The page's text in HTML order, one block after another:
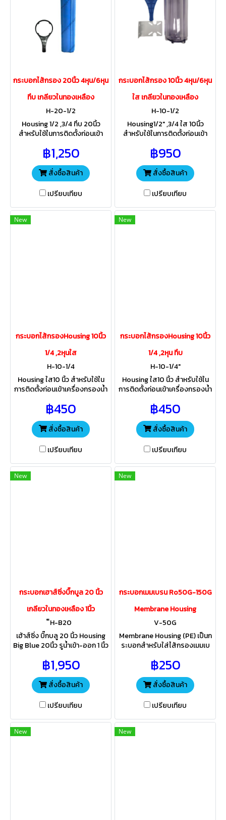
กระบอกไส้กรอง 20นิ้ว 4หุน/6หุน
ทึบ เกลียวในทองเหลือง
H-20-1/2
Housing 1/2 ,3/4 ทึบ 20นิ้ว
สำหรับใช้ในการติดตั้งก่อนเข้า
ป้องกันไม่ให้ตะกอนสิ่งสกปรก
สามารถตั้งนอกอาคารได้
฿1,250
สั่งซื้อสินค้า
เปรียบเทียบ
กระบอกไส้กรอง 10นิ้ว 4หุน/6หุน
ใส เกลียวในทองเหลือง
H-10-1/2
Housing1/2" ,3/4 ใส 10นิ้ว
สำหรับใช้ในการติดตั้งก่อนเข้า
ป้องกันไม่ให้ตะกอนสิ่งสกปรก ติด
แสงแดด
฿950
สั่งซื้อสินค้า
เปรียบเทียบ
New
กระบอกไส้กรองHousing 10นิ้ว
1/4 ,2หุนใส
H-10-1/4
Housing ใส10 นิ้ว สำหรับใช้ใน
การติดตั้งก่อนเข้าเครื่องกรองน้ำ
ตะกอนสิ่งสกปรก สามารถตั้ง
นอกอาคารได้
฿450
สั่งซื้อสินค้า
เปรียบเทียบ
New
กระบอกไส้กรองHousing 10นิ้ว
1/4 ,2หุน ทึบ
H-10-1/4"
Housing ใส10 นิ้ว สำหรับใช้ใน
การติดตั้งก่อนเข้าเครื่องกรองน้ำ
ตะกอนสิ่งสกปรก สามารถตั้ง
นอกอาคารได้
฿450
สั่งซื้อสินค้า
เปรียบเทียบ
New
กระบอกเฮาส์ซิ่งบิ๊กบูล 20 นิ้ว
เกลียวในทองเหลือง 1นิ้ว
็็H-B20
เฮ้าส์ซิ่ง บิ๊กบลู 20 นิ้ว Housing
Big Blue 20นิ้ว รูน้ำเข้า-ออก 1 นิ้ว
กระบอกมีสีฟ้าทึบแสง ป้องกัน
การเกิดตะใคร่น้ำ
฿1,950
สั่งซื้อสินค้า
เปรียบเทียบ
New
กระบอกเมมเบรน Ro50G-150G
Membrane Housing
V-50G
Membrane Housing (PE) เป็นก
ระบอกสำหรับใส่ไส้กรองเมมเบ
สูง มีความทนทาน อายุการใช้งาน
ยาวนาน ของแท้ 100%
฿250
สั่งซื้อสินค้า
เปรียบเทียบ
New New